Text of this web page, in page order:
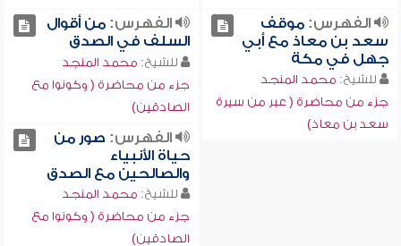
الفهرس:موقف
سعد بن معاذ مع أبي
جهل في مكة
للشيخ: محمد المنجد
جزء من محاضرة ( عبر من سيرة
سعد بن معاذ)
الفهرس:من أقوال
السلف في الصدق
للشيخ: محمد المنجد
جزء من محاضرة ( وكونوا مع
الصادقين)
الفهرس: صور من
حياة الأنبياء
والصالحين مع الصدق
للشيخ: محمد المنجد
جزء من محاضرة ( وكونوا مع
الصادقين)